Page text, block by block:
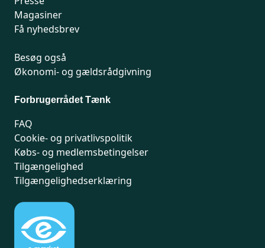
Magasiner
Få nyhedsbrev
Besøg også
Økonomi- og gældsrådgivning
Forbrugerrådet Tænk
FAQ
Cookie- og privatlivspolitik
Købs- og medlemsbetingelser
Tilgængelighed
Tilgængelighedserklæring